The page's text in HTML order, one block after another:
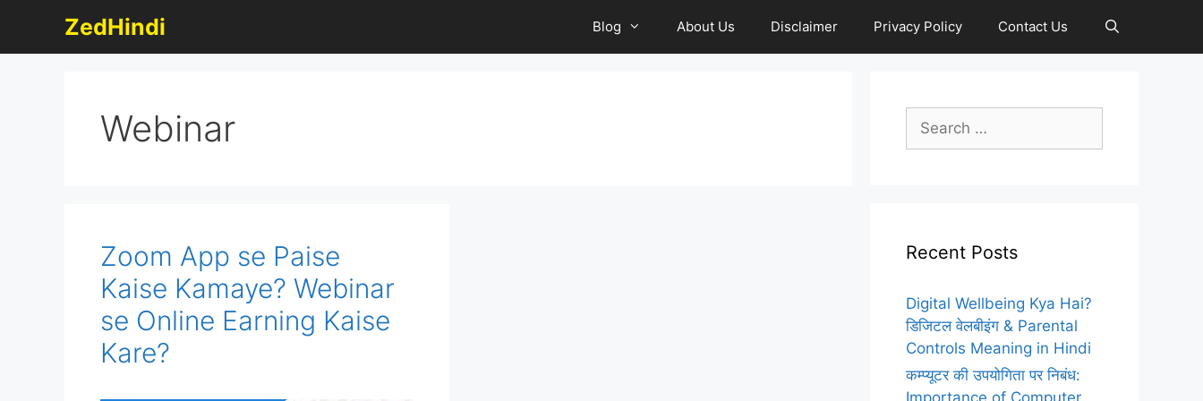
content
ZedHindi Blog About Us Disclaimer Privacy Policy Contact Us
Webinar
Zoom App se Paise
Kaise Kamaye? Webinar
se Online Earning Kaise
Kare?
Search
for:
Recent Posts
Digital Wellbeing Kya Hai?
डिजिटल वेलबीइंग & Parental
Controls Meaning in Hindi
कम्प्यूटर की उपयोगिता पर निबंध:
Importance of Computer